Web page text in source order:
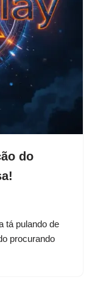
do
tá pulando de
procurando